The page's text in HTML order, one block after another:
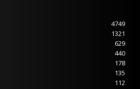
4749
1321
629
440
178
135
112